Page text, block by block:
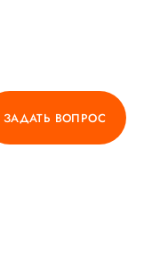
ЗАДАТЬ ВОПРОС